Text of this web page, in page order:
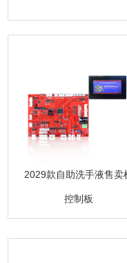
2029款自助洗手液售卖
控制板